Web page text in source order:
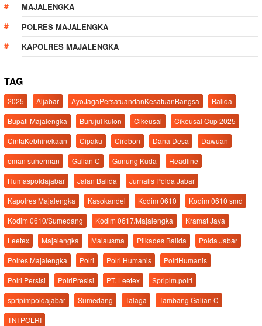
MAJALENGKA
POLRES MAJALENGKA
KAPOLRES MAJALENGKA
TAG
2025 Aljabar AyoJagaPersatuandanKesatuanBangsa
Balida
Bupati Majalengka
Burujul kulon Cikeusal
Cikeusal Cup 2025
CintaKebhinekaan
Cipaku Cirebon Dana Desa
Dawuan
eman suherman
Galian C Gunung Kuda
Headline
Humaspoldajabar
Jalan Balida
Jurnalis Polda Jabar
Kapolres Majalengka
Kasokandel Kodim 0610
Kodim 0610 smd
Kodim 0610/Sumedang
Kodim 0617/Majalengka
Kramat Jaya
Leetex
Majalengka Malausma Pilkades Balida
Polda Jabar
Polres Majalengka
Polri Polri Humanis
PolriHumanis
Polri Persisi
PolriPresisi PT. Leetex
Spripim.polri
spripimpoldajabar
Sumedang Talaga
Tambang Galian C
TNI POLRI